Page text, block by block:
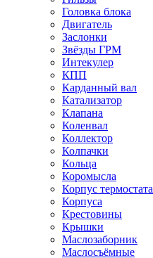
Головка блока
Двигатель
Заслонки
Звёзды ГРМ
Интекулер
КПП
Карданный вал
Катализатор
Клапана
Коленвал
Коллектор
Колпачки
Кольца
Коромысла
Корпус термостата
Корпуса
Крестовины
Крышки
Маслозаборник
Маслосъёмные